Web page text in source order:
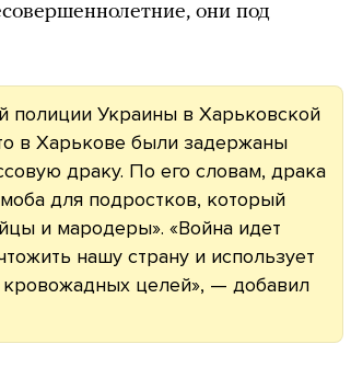
они под
полиции Украины в Харьковской
в Харькове были задержаны
драку. По его словам, драка
для подростков, который
и мародеры». «Война идет
нашу страну и использует
целей», — добавил